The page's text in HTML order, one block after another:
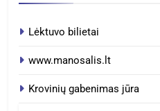
Lėktuvo bilietai
www.manosalis.lt
Krovinių gabenimas jūra